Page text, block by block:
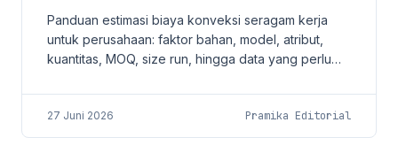
Panduan estimasi biaya konveksi seragam kerja
untuk perusahaan: faktor bahan, model, atribut,
kuantitas, MOQ, size run, hingga data yang perlu
27 Juni 2026 Pramika Editorial